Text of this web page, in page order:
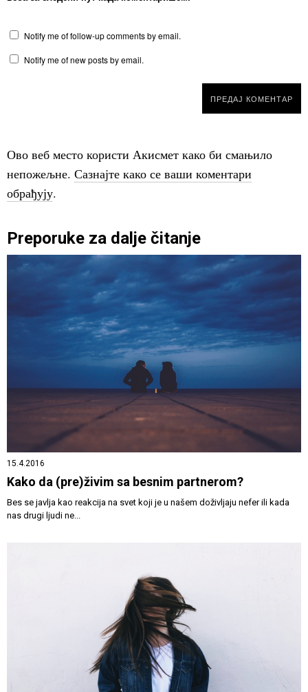
Notify me of follow-up comments by email.
Notify me of new posts by email.
Ово веб место користи Акисмет како би смањило
непожељне. Сазнајте како се ваши коментари
обрађују.
Preporuke za dalje čitanje
15.4.2016
Kako da (pre)živim sa besnim partnerom?
Bes se javlja kao reakcija na svet koji je u našem doživljaju nefer ili kada
nas drugi ljudi ne...